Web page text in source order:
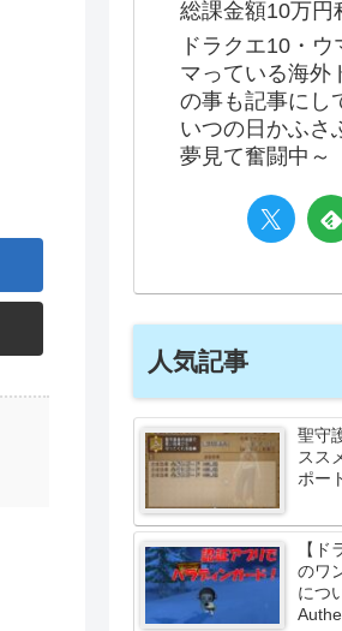
総課金額10万円
ドラクエ10・
マっている海外
の事も記事にし
いつの日かふさ
夢見て奮闘中～
人気記事
聖守
スス
ポー
【
のワ
につ